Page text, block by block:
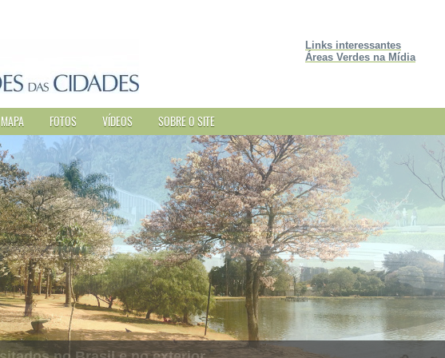
Links interessantes
Áreas Verdes na Mídia
MAPA FOTOS VÍDEOS SOBRE O SITE